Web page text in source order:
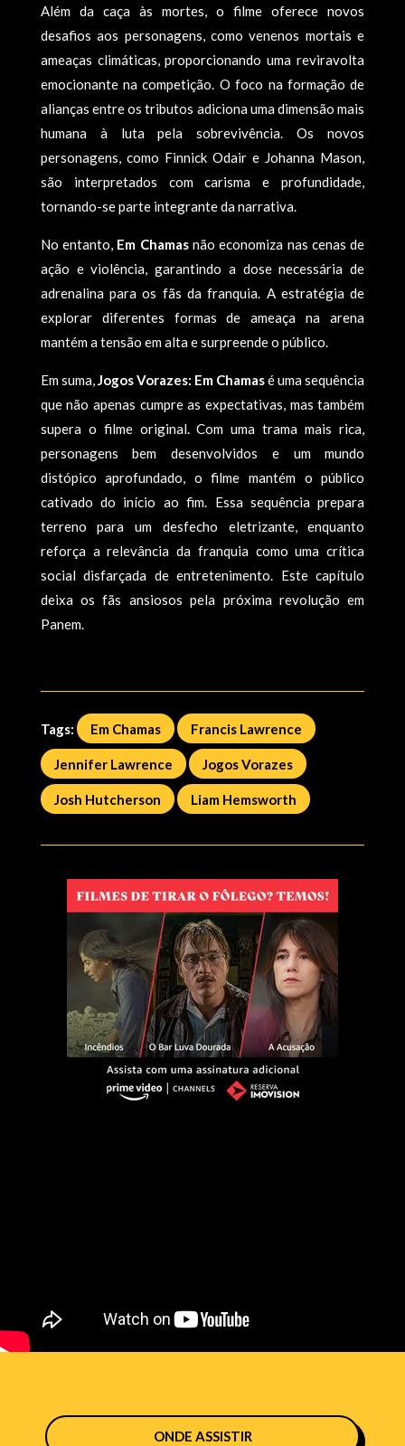
Além da caça às mortes, o filme oferece novos
desafios aos personagens, como venenos mortais e
ameaças climáticas, proporcionando uma reviravolta
emocionante na competição. O foco na formação de
alianças entre os tributos adiciona uma dimensão mais
humana à luta pela sobrevivência. Os novos
personagens, como Finnick Odair e Johanna Mason,
são interpretados com carisma e profundidade,
tornando-se parte integrante da narrativa.
No entanto, Em Chamasnão economiza nas cenas de
ação e violência, garantindo a dose necessária de
adrenalina para os fãs da franquia. A estratégia de
explorar diferentes formas de ameaça na arena
mantém a tensão em alta e surpreende o público.
Em suma,Jogos Vorazes: Em Chamasé uma sequência
que não apenas cumpre as expectativas, mas também
supera o filme original. Com uma trama mais rica,
personagens bem desenvolvidos e um mundo
distópico aprofundado, o filme mantém o público
cativado do início ao fim. Essa sequência prepara
terreno para um desfecho eletrizante, enquanto
reforça a relevância da franquia como uma crítica
social disfarçada de entretenimento. Este capítulo
deixa os fãs ansiosos pela próxima revolução em
Panem.
Tags: Em Chamas Francis Lawrence
Jennifer Lawrence Jogos Vorazes
Josh Hutcherson Liam Hemsworth
ONDE ASSISTIR